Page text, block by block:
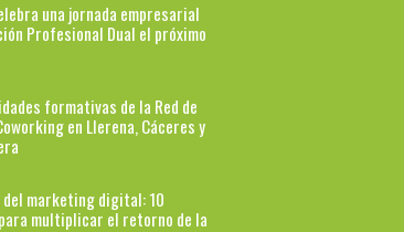
una jornada empresarial
Profesional Dual el próximo
formativas de la Red de
en Llerena, Cáceres y
del marketing digital: 10
multiplicar el retorno de la